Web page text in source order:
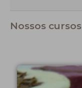
Nossos cursos